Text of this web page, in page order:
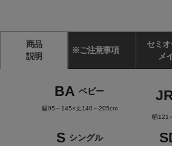
商品
説明
※ご注意事項
セミ
メ
BA ベビー
幅95～145×丈140～205cm
幅121
S シングル